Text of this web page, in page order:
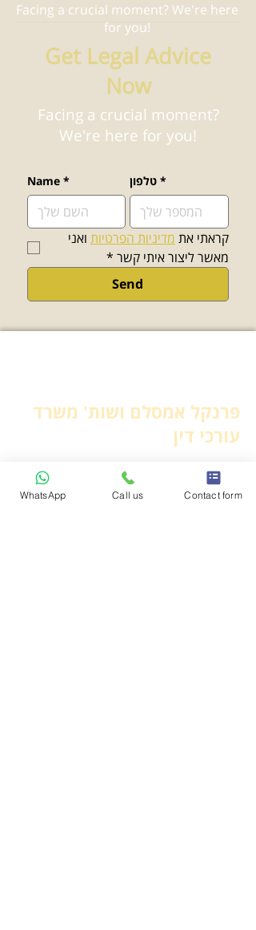
Facing a crucial moment? We're here
for you!
Get Legal Advice
Now
Facing a crucial moment?
We're here for you!
Name * טלפון *
קראתי את מדיניות הפרטיות
מאשר ליצור איתי קשר *
Send
פרנקל אמסלם ושות' משרד
עורכי דין
יצירת קשר WhatsApp Call us Contact form